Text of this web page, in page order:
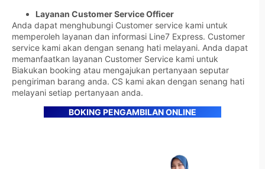
Layanan Customer Service Officer
Anda dapat menghubungi Customer service kami untuk
memperoleh layanan dan informasi Line7 Express. Customer
service kami akan dengan senang hati melayani. Anda dapat
memanfaatkan layanan Customer Service kami untuk
Biakukan booking atau mengajukan pertanyaan seputar
pengiriman barang anda. CS kami akan dengan senang hati
melayani setiap pertanyaan anda.
BOKING PENGAMBILAN ONLINE